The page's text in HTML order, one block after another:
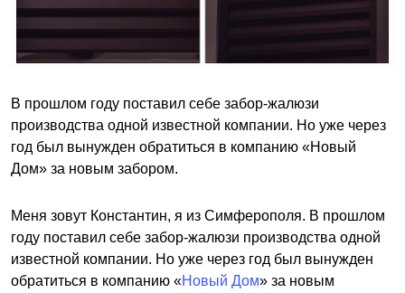
В прошлом году поставил себе забор-жалюзи
производства одной известной компании. Но уже через
год был вынужден обратиться в компанию «Новый
Дом» за новым забором.
Меня зовут Константин, я из Симферополя. В прошлом
году поставил себе забор-жалюзи производства одной
известной компании. Но уже через год был вынужден
обратиться в компанию «Новый Дом» за новым